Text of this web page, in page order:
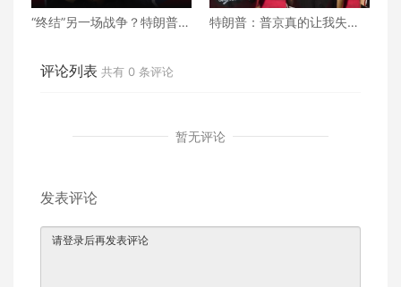
“终结”另一场战争？特朗普与
特朗普：普京真的让我失望
评论列表 共有 0 条评论
暂无评论
发表评论